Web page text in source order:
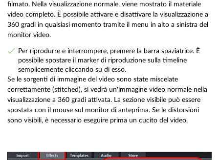
filmato. Nella visualizzazione normale, viene mostrato il materiale
video completo. È possibile attivare e disattivare la visualizzazione a
360 gradi in qualsiasi momento tramite il menu in alto a sinistra del
monitor video.
Per riprodurre e interrompere, premere la barra spaziatrice. È
possibile spostare il marker di riproduzione sulla timeline
semplicemente cliccando su di esso.
Se le sorgenti di immagine del video sono state miscelate
correttamente (stitched), si vedrà un'immagine video normale nella
visualizzazione a 360 gradi attivata. La sezione visibile può essere
spostata con il mouse sul monitor di anteprima. Se le distorsioni
sono visibili, è necessario eseguire prima un cucito del video.